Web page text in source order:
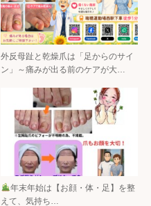
外反母趾と乾燥爪は「足からのサイ
ン」～痛みが出る前のケアが大…
年末年始は【お顔・体・足】を整
えて、気持ち…